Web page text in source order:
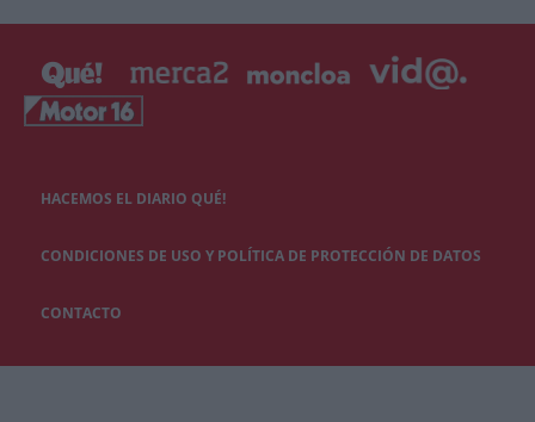
HACEMOS EL DIARIO QUÉ!
CONDICIONES DE USO Y POLÍTICA DE PROTECCIÓN DE DATOS
CONTACTO